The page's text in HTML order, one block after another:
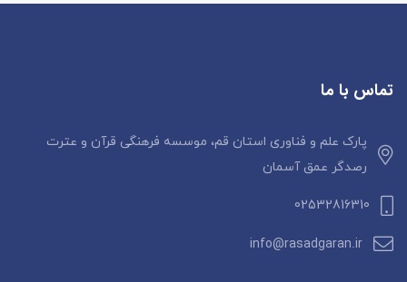
تماس با ما
پارک علم و فناوری استان قم، موسسه فرهنگی قرآن و عترت
رصدگر عمق آسمان
02532816310
info@rasadgaran.ir